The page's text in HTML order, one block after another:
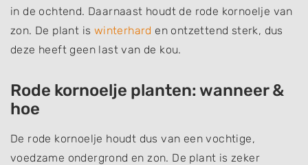
in de ochtend. Daarnaast houdt de rode kornoelje van
zon. De plant is winterhard en ontzettend sterk, dus
deze heeft geen last van de kou.
Rode kornoelje planten: wanneer &
hoe
De rode kornoelje houdt dus van een vochtige,
voedzame ondergrond en zon. De plant is zeker